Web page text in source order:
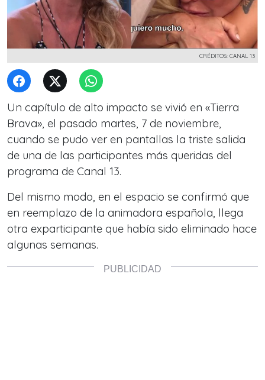
CRÉDITOS: CANAL 13
Un capítulo de alto impacto se vivió en «Tierra
Brava», el pasado martes, 7 de noviembre,
cuando se pudo ver en pantallas la triste salida
de una de las participantes más queridas del
programa de Canal 13.
Del mismo modo, en el espacio se confirmó que
en reemplazo de la animadora española, llega
otra exparticipante que había sido eliminado hace
algunas semanas.